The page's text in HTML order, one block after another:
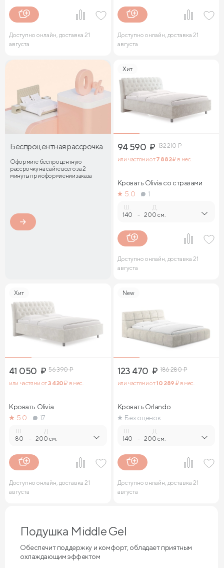
Доступно онлайн, доставка 21
августа
Доступно онлайн, доставка 21
августа
Беспроцентная рассрочка
Оформите беспроцентную
рассрочку на сайте всего за 2
минуты при оформлении заказа
Хит
94 590 ₽ 132 210₽
или частями от7 882₽ в мес.
Кровать Olivia со стразами
5.0
1
140 -
Д.
200 см.
Доступно онлайн, доставка 21
августа
Хит
41 050 ₽ 56 390₽
или частями от3 420₽ в мес.
Кровать Olivia
5.0
17
80 -
Д.
200 см.
Доступно онлайн, доставка 21
августа
New
123 470 ₽ 186 280₽
или частями от10 289 ₽ в мес.
Кровать Orlando
Без оценок
140 -
Д.
200 см.
Доступно онлайн, доставка 21
августа
Подушка Middle Gel
Обеспечит поддержку и комфорт, обладает приятным
охлаждающим эффектом